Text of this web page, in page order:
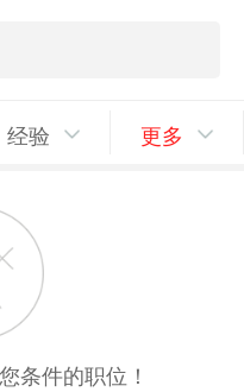
经验 更多
条件的职位！